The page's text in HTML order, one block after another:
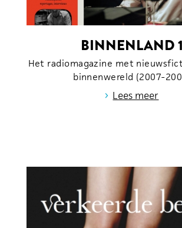
BINNENLAND 1
Het radiomagazine met
binnenwereld (2007-
› Lees meer